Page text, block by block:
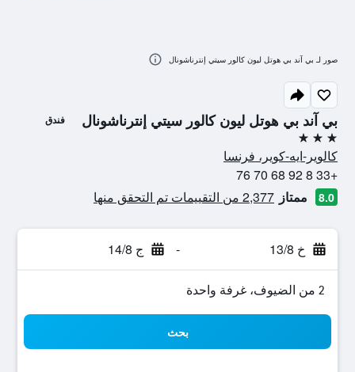
بي آند بي هوتل ليون كالور سيتي إنترناشونال فندق
3 نجوم
كالوير-ايه-كوير، فرنسا
+33 8 92 68 70 76
8.0 ممتاز 2,377 من التقييمات تم التحقق منها
خ 13/8 - ج 14/8
2 من الضيوف، غرفة واحدة
بحث
صور لـ بي آند بي هوتل ليون كالور سيتي إنترناشونال